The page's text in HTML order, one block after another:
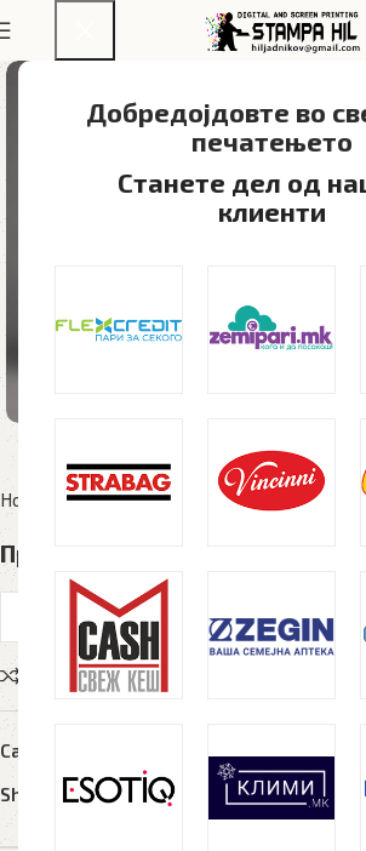
Добредојдовте во
печатењето​
Станете дел од
клиенти
Home Мал формат Книги
Принт на книги
Compare Add to wishlist
Categories:
Share: